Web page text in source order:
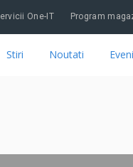
One-IT Program
Stiri Noutati